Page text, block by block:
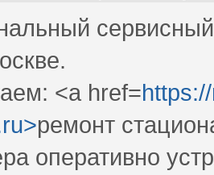
<a href=
ремонт
оперативно